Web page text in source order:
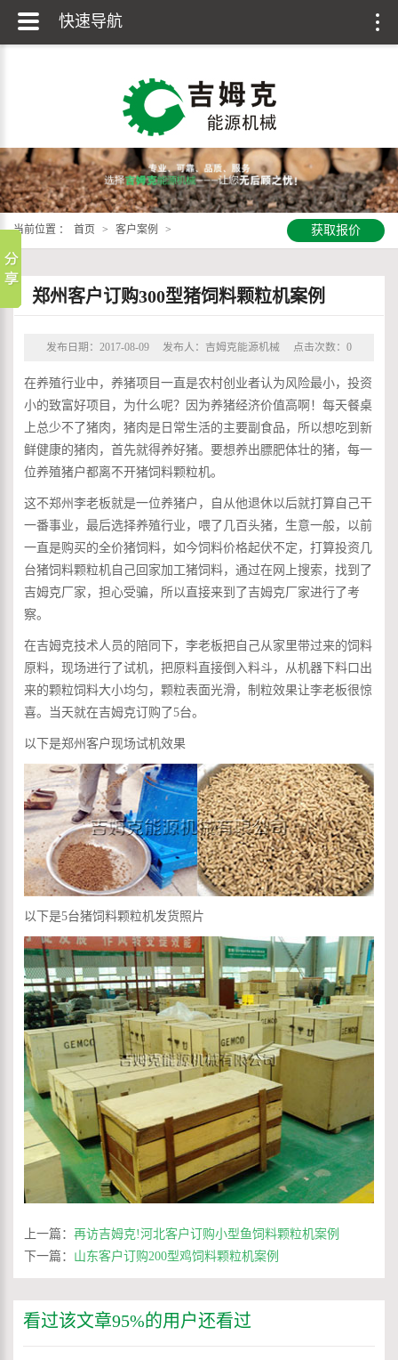
当前位置 ： 首页 > 客户案例 > 获取报价
郑州客户订购300型猪饲料颗粒机案例
发布日期：2017-08-09 发布人：吉姆克能源机械 点击次数：0
在养殖行业中，养猪项目一直是农村创业者认为风险最小，投资
小的致富好项目，为什么呢？因为养猪经济价值高啊！每天餐桌
上总少不了猪肉，猪肉是日常生活的主要副食品，所以想吃到新
鲜健康的猪肉，首先就得养好猪。要想养出膘肥体壮的猪，每一
位养殖猪户都离不开猪饲料颗粒机。
这不郑州李老板就是一位养猪户，自从他退休以后就打算自己干
一番事业，最后选择养殖行业，喂了几百头猪，生意一般，以前
一直是购买的全价猪饲料，如今饲料价格起伏不定，打算投资几
台猪饲料颗粒机自己回家加工猪饲料，通过在网上搜索，找到了
吉姆克厂家，担心受骗，所以直接来到了吉姆克厂家进行了考
察。
在吉姆克技术人员的陪同下，李老板把自己从家里带过来的饲料
原料，现场进行了试机，把原料直接倒入料斗，从机器下料口出
来的颗粒饲料大小均匀，颗粒表面光滑，制粒效果让李老板很惊
喜。当天就在吉姆克订购了5台。
以下是郑州客户现场试机效果
以下是5台猪饲料颗粒机发货照片
上一篇： 再访吉姆克!河北客户订购小型鱼饲料颗粒机案例
下一篇： 山东客户订购200型鸡饲料颗粒机案例
看过该文章95%的用户还看过
快速导航